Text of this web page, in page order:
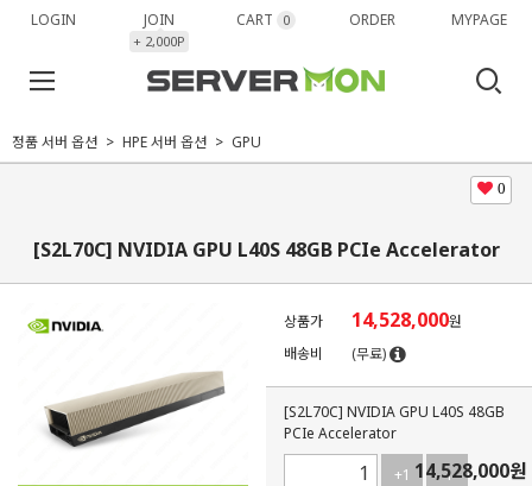
LOGIN JOIN
+ 2,000P
CART 0 ORDER MYPAGE
정품 서버 옵션 HPE 서버 옵션 GPU
0
[S2L70C] NVIDIA GPU L40S 48GB PCIe Accelerator
상품가 14,528,000원
배송비
(무료)
[S2L70C] NVIDIA GPU L40S 48GB
PCIe Accelerator
+1 -1
14,528,000원